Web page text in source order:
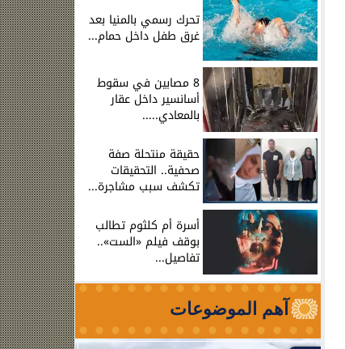
تحرك رسمي بالمنيا بعد
غرق طفل داخل حمام...
8 مصابين في سقوط
أسانسير داخل عقار
بالمعادي.....
حقيقة منتحلة صفة
صحفية.. التحقيقات
تكشف سبب مشاجرة...
أسرة أم كلثوم تطالب
بوقف فيلم «الست»..
تفاصيل...
آهم الموضوعات